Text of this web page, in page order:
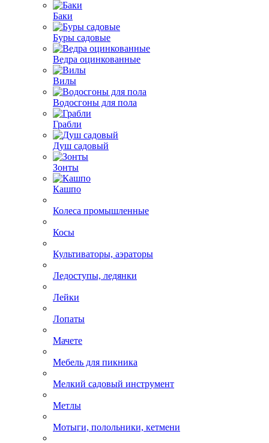
Баки
Буры садовые
Ведра оцинкованные
Вилы
Водосгоны для пола
Грабли
Душ садовый
Зонты
Кашпо
Колеса промышленные
Косы
Культиваторы, аэраторы
Ледоступы, ледянки
Лейки
Лопаты
Мачете
Мебель для пикника
Мелкий садовый инструмент
Метлы
Мотыги, полольники, кетмени